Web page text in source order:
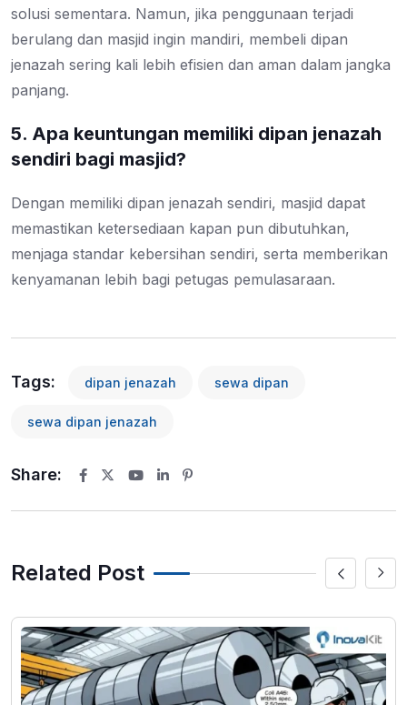
solusi sementara. Namun, jika penggunaan terjadi
berulang dan masjid ingin mandiri, membeli dipan
jenazah sering kali lebih efisien dan aman dalam jangka
panjang.
5. Apa keuntungan memiliki dipan jenazah
sendiri bagi masjid?
Dengan memiliki dipan jenazah sendiri, masjid dapat
memastikan ketersediaan kapan pun dibutuhkan,
menjaga standar kebersihan sendiri, serta memberikan
kenyamanan lebih bagi petugas pemulasaraan.
Tags: dipan jenazah sewa dipan
sewa dipan jenazah
Share:
Youtube
LinkedIn
Related Post